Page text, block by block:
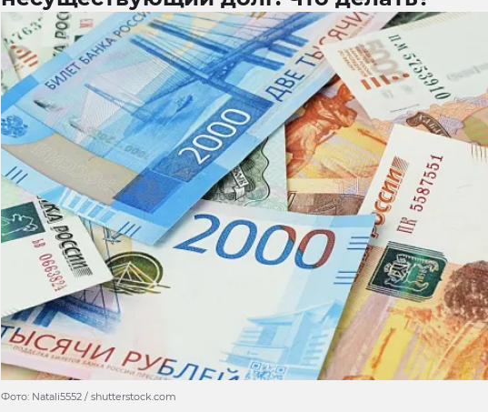
Фото: Natali5552 / shutterstock.com